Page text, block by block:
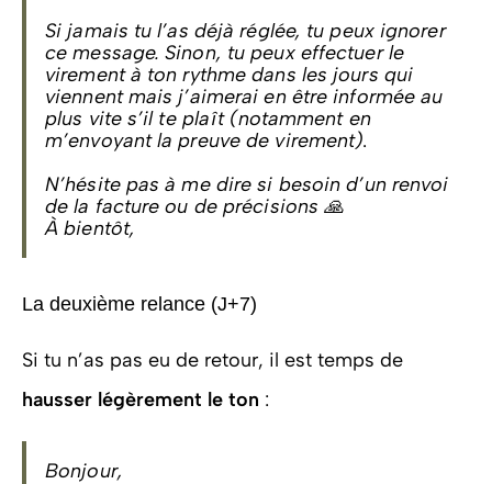
Si jamais tu l’as déjà réglée, tu peux ignorer
ce message. Sinon, tu peux effectuer le
virement à ton rythme dans les jours qui
viennent mais j’aimerai en être informée au
plus vite s’il te plaît (notamment en
m’envoyant la preuve de virement).
N’hésite pas à me dire si besoin d’un renvoi
de la facture ou de précisions 🙏
À bientôt,
La deuxième relance (J+7)
Si tu n’as pas eu de retour, il est temps de
hausser légèrement le ton :
Bonjour,